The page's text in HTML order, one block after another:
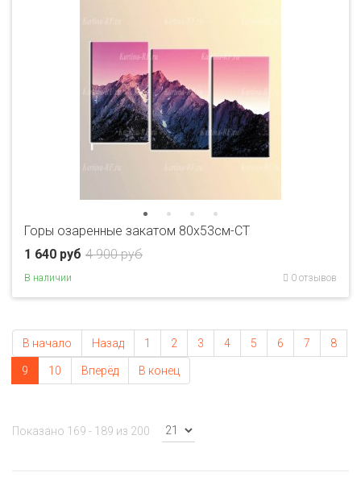
Горы озаренные закатом 80x53см-CT
4 900 руб
1 640 руб
В наличии 0 отзывов
В начало Назад 1 2 3 4 5 6 7 8
9 10 Вперёд В конец
Показано 169 - 189 из 200